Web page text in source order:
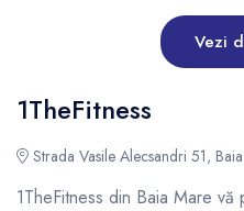
Vezi
1TheFitness
Strada Vasile Alecsandri 51,
1TheFitness din Baia Mare